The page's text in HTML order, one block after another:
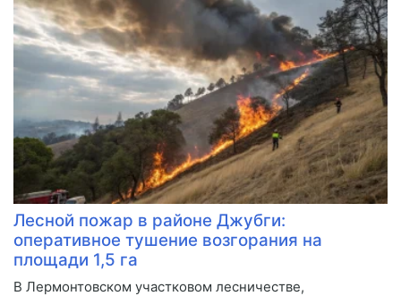
Лесной пожар в районе Джубги:
оперативное тушение возгорания на
площади 1,5 га
В Лермонтовском участковом лесничестве,